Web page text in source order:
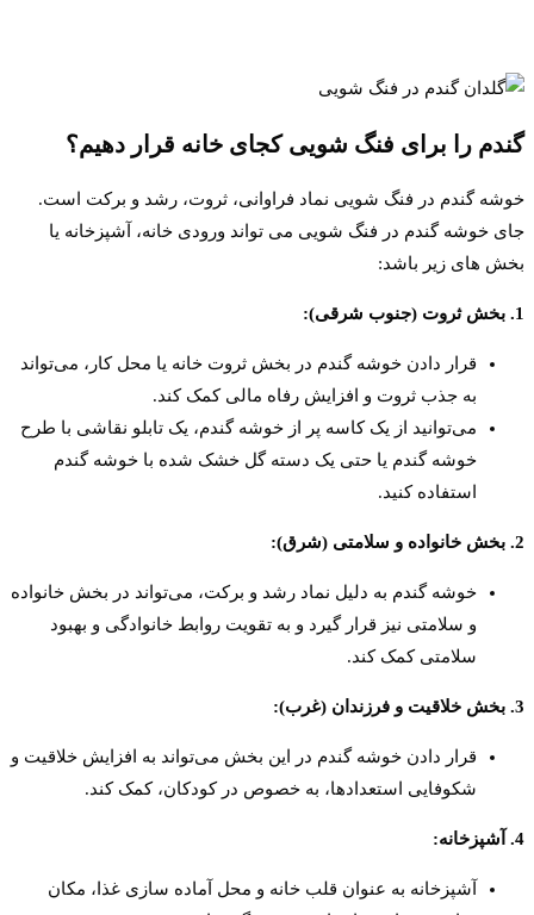
گندم را برای فنگ شویی کجای خانه قرار دهیم؟
خوشه گندم در فنگ شویی نماد فراوانی، ثروت، رشد و برکت است.
جای خوشه گندم در فنگ شویی می تواند ورودی خانه، آشپزخانه یا
بخش های زیر باشد:
1. بخش ثروت (جنوب شرقی):
قرار دادن خوشه گندم در بخش ثروت خانه یا محل کار، می‌تواند
به جذب ثروت و افزایش رفاه مالی کمک کند.
می‌توانید از یک کاسه پر از خوشه گندم، یک تابلو نقاشی با طرح
خوشه گندم یا حتی یک دسته گل خشک شده با خوشه گندم
استفاده کنید.
2. بخش خانواده و سلامتی (شرق):
خوشه گندم به دلیل نماد رشد و برکت، می‌تواند در بخش خانواده
و سلامتی نیز قرار گیرد و به تقویت روابط خانوادگی و بهبود
سلامتی کمک کند.
3. بخش خلاقیت و فرزندان (غرب):
قرار دادن خوشه گندم در این بخش می‌تواند به افزایش خلاقیت و
شکوفایی استعدادها، به خصوص در کودکان، کمک کند.
4. آشپزخانه:
آشپزخانه به عنوان قلب خانه و محل آماده سازی غذا، مکان